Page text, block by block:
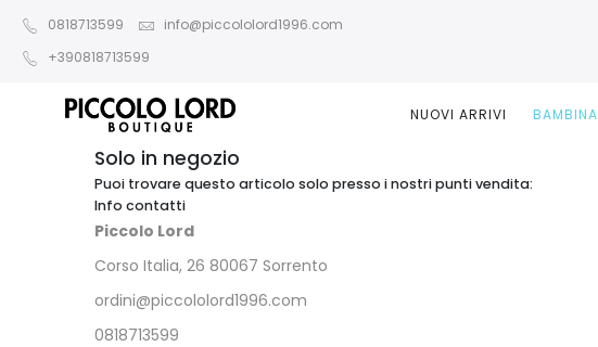
0818713599
info@piccololord1996.com
+390818713599
NUOVI ARRIVI BAMBINA
Solo in negozio
Puoi trovare questo articolo solo presso i nostri punti vendita:
Info contatti
Piccolo Lord
Corso Italia, 26 80067 Sorrento
ordini@piccololord1996.com
0818713599